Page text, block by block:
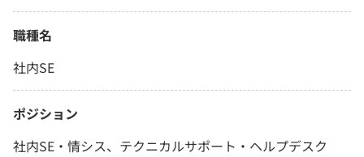
職種名
社内SE
ポジション
社内SE・情シス、テクニカルサポート・ヘルプデスク